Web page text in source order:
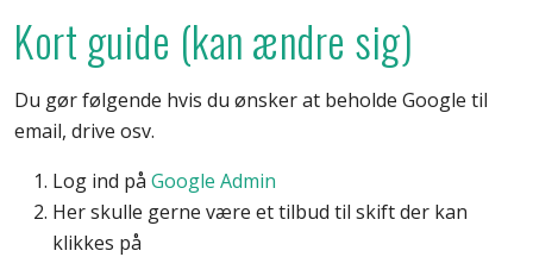
Kort guide (kan ændre sig)
Du gør følgende hvis du ønsker at beholde Google til
email, drive osv.
Log ind på Google Admin
Her skulle gerne være et tilbud til skift der kan
klikkes på